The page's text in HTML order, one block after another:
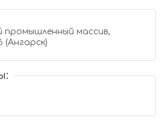
промышленный массив,
(Ангарск)